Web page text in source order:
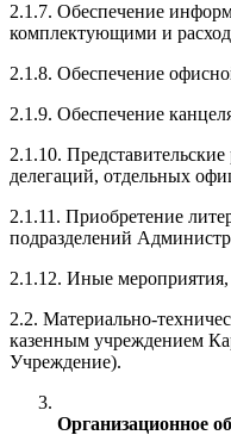
2.1.7. Обеспечение
комплектующими и
2.1.8. Обеспечение
2.1.9. Обеспечение
2.1.10.
делегаций, отдельных
2.1.11. Приобретение
подразделений
2.1.12. Иные мероприятия,
2.2. Материально-
казенным учреждением
Учреждение).
Организационное